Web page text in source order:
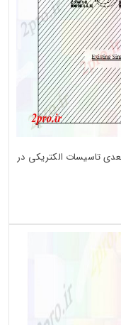
تاسیسات الکتریکی در